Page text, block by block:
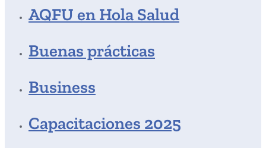
AQFU en Hola Salud
Buenas prácticas
Business
Capacitaciones 2025